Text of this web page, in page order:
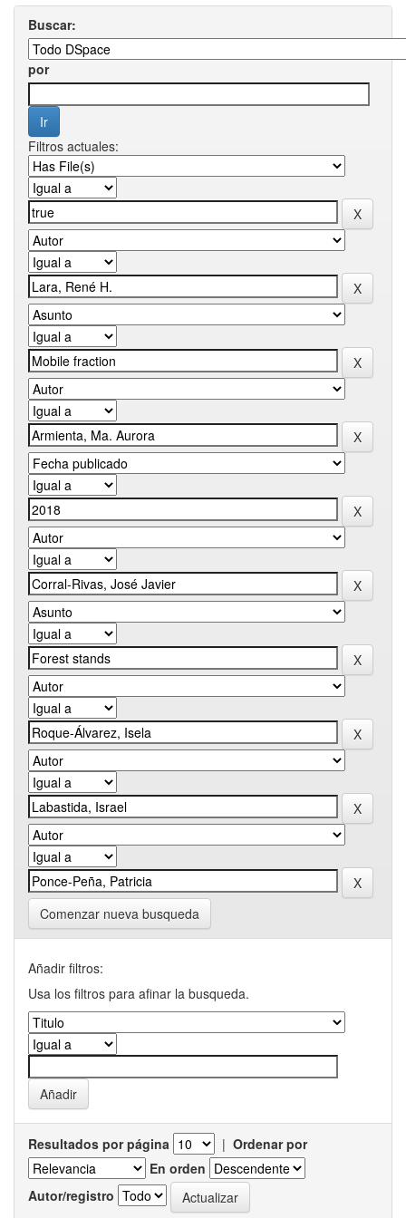
Buscar:
por
Filtros actuales:
Comenzar nueva busqueda
Añadir filtros:
Usa los filtros para afinar la busqueda.
Resultados por página | Ordenar por
En orden
Autor/registro